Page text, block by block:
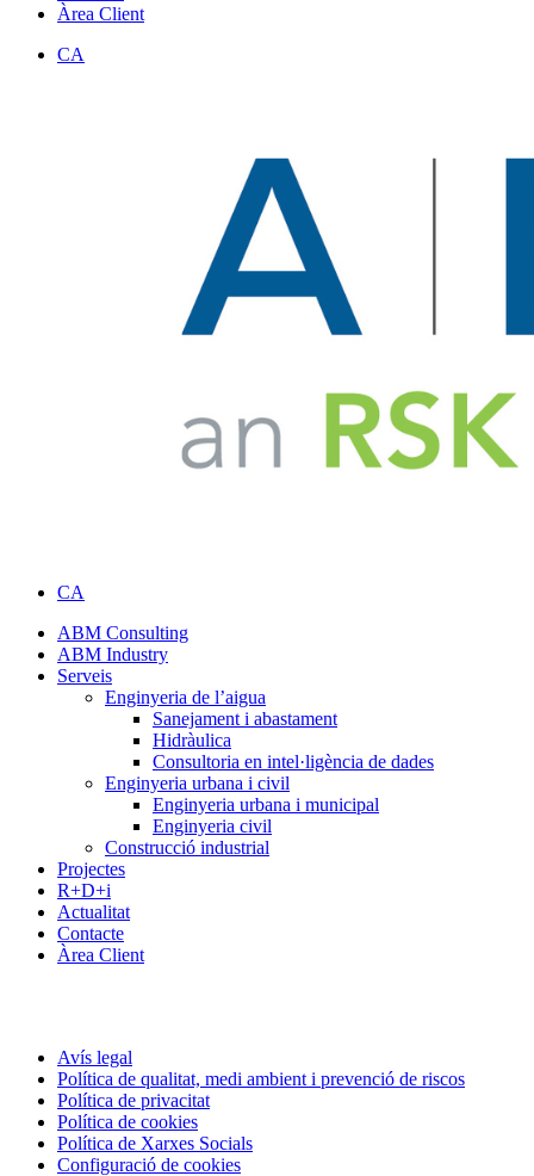
Àrea Client
CA
CA
ABM Consulting
ABM Industry
Serveis
Enginyeria de l’aigua
Sanejament i abastament
Hidràulica
Consultoria en intel·ligència de dades
Enginyeria urbana i civil
Enginyeria urbana i municipal
Enginyeria civil
Construcció industrial
Projectes
R+D+i
Actualitat
Contacte
Àrea Client
Avís legal
Política de qualitat, medi ambient i prevenció de riscos
Política de privacitat
Política de cookies
Política de Xarxes Socials
Configuració de cookies